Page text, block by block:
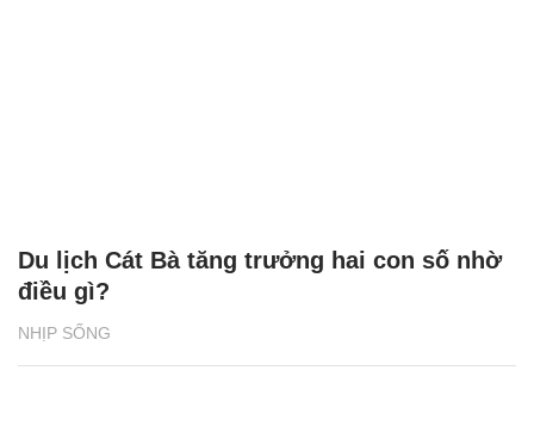
NHỊP SỐNG
Du lịch Cát Bà tăng trưởng hai con số nhờ
điều gì?